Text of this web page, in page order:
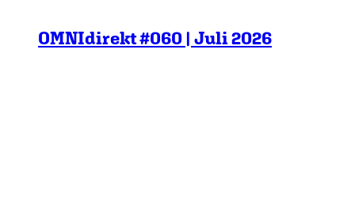
OMNIdirekt #060 | Juli 2026